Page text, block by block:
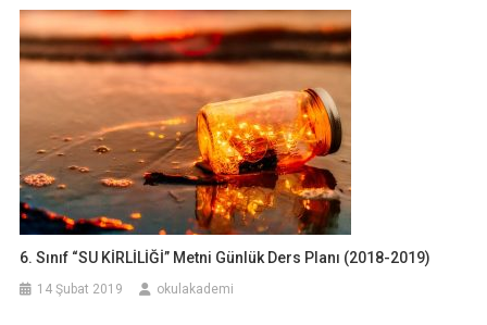
6. Sınıf “SU KİRLİLİĞİ” Metni Günlük Ders Planı (2018-2019)
14 Şubat 2019 okulakademi